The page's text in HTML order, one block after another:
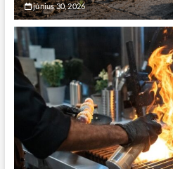
június 30, 2026